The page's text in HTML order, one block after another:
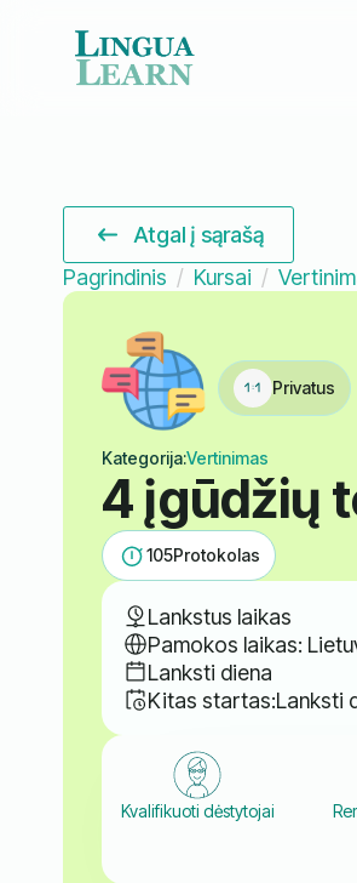
Atgal į sąrašą
Pagrindinis
Kursai
Privatus
Kategorija:Vertinimas
4 įgūdžių
105Protokolas
Lankstus laikas
Pamokos laikas:
Lanksti diena
Kitas startas:Lanksti
Kvalifikuoti dėstytojai